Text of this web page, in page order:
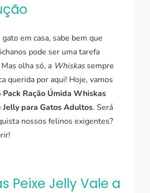
em casa, sabe bem que
pode ser uma tarefa
olha só, a Whiskassempre
querida por aqui! Hoje, vamos
Pack Ração Úmida Whiskas
Jelly para Gatos Adultos. Será
nossos felinos exigentes?
Peixe Jelly Vale a